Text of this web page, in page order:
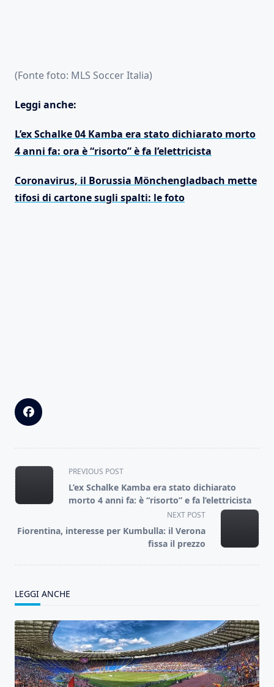
(Fonte foto: MLS Soccer Italia)
Leggi anche:
L’ex Schalke 04 Kamba era stato dichiarato morto
4 anni fa: ora è “risorto” è fa l’elettricista
Coronavirus, il Borussia Mönchengladbach mette
tifosi di cartone sugli spalti: le foto
<span
class="nav-
subtitle
reader-
PREVIOUS POST
L’ex Schalke Kamba era stato dichiarato
morto 4 anni fa: è “risorto” e fa l’elettricista
NEXT POST
Fiorentina, interesse per Kumbulla: il Verona
fissa il prezzo
LEGGI ANCHE